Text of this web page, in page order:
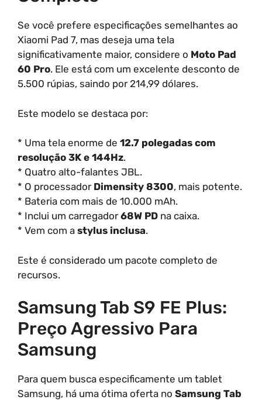
Se você prefere especificações semelhantes ao
Xiaomi Pad 7, mas deseja uma tela
significativamente maior, considere o Moto Pad
60 Pro. Ele está com um excelente desconto de
5.500 rúpias, saindo por 214,99 dólares.
Este modelo se destaca por:
* Uma tela enorme de 12.7 polegadas com
resolução 3K e 144Hz.
* Quatro alto-falantes JBL.
* O processador Dimensity 8300, mais potente.
* Bateria com mais de 10.000 mAh.
* Inclui um carregador68W PD na caixa.
* Vem com a stylus inclusa.
Este é considerado um pacote completo de
recursos.
Samsung Tab S9 FE Plus:
Preço Agressivo Para
Samsung
Para quem busca especificamente um tablet
Samsung, há uma ótima oferta no Samsung Tab